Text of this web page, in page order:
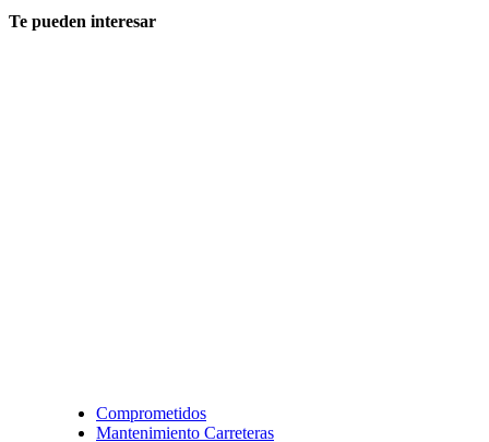
Te pueden interesar
Comprometidos
Mantenimiento Carreteras